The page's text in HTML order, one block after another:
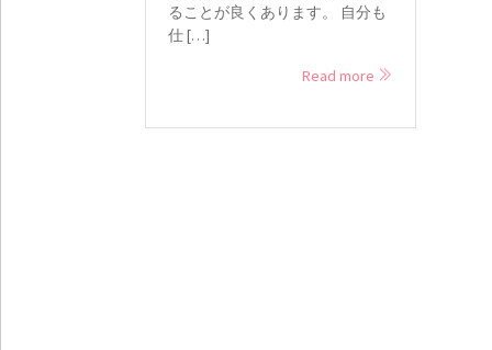
ることが良くあります。 自分も
仕 […]
Read more